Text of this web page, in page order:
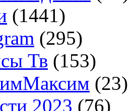
(1441)
(295)
Тв (153)
(23)
2023 (76)